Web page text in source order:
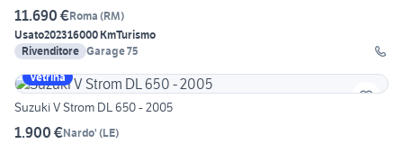
11.690 €Roma (RM)
Usato202316000 KmTurismo
Rivenditore Garage 75
Vetrina
Suzuki V Strom DL 650 - 2005
1.900 €Nardo' (LE)